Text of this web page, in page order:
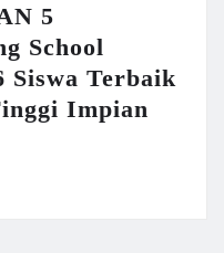
5
School
Siswa Terbaik
Impian